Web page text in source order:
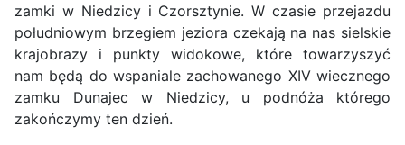
zamki w Niedzicy i Czorsztynie. W czasie przejazdu
południowym brzegiem jeziora czekają na nas sielskie
krajobrazy i punkty widokowe, które towarzyszyć
nam będą do wspaniale zachowanego XIV wiecznego
zamku Dunajec w Niedzicy, u podnóża którego
zakończymy ten dzień.